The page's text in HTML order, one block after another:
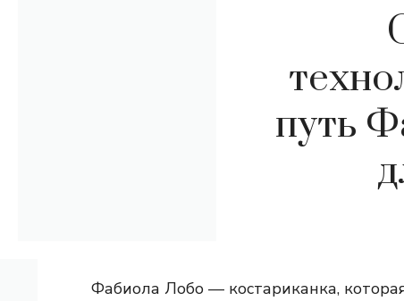
путь
Фабиола Лобо — костариканка,